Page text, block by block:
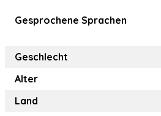
Gesprochene Sprachen
Geschlecht
Alter
Land